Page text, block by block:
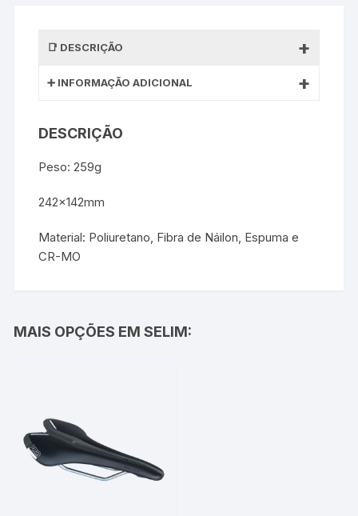
DESCRIÇÃO
INFORMAÇÃO ADICIONAL
DESCRIÇÃO
Peso: 259g
242x142mm
Material: Poliuretano, Fibra de Náilon, Espuma e
CR-MO
MAIS OPÇÕES EM SELIM: